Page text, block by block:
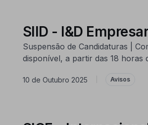
SIID - I&D
Suspensão de Candidaturas |
disponível, a partir das 18 horas
10 de Outubro 2025 Avisos